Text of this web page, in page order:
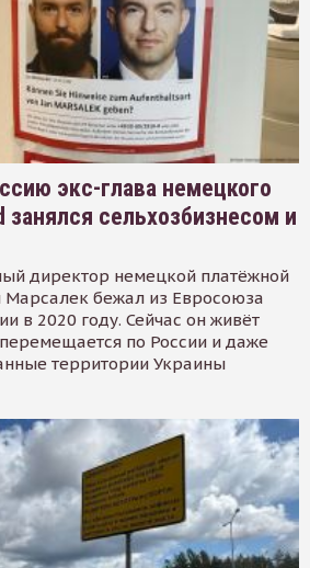
экс-глава немецкого
занялся сельхозбизнесом и
директор немецкой платёжной
бежал из Евросоюза
в 2020 году. Сейчас он живёт
по России и даже
территории Украины